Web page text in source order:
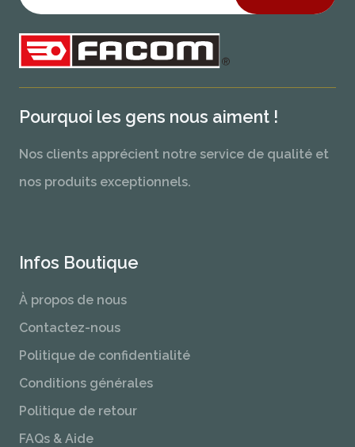
Pourquoi les gens nous aiment !
Nos clients apprécient notre service de qualité et
nos produits exceptionnels.
Infos Boutique
À propos de nous
Contactez-nous
Politique de confidentialité
Conditions générales
Politique de retour
FAQs & Aide